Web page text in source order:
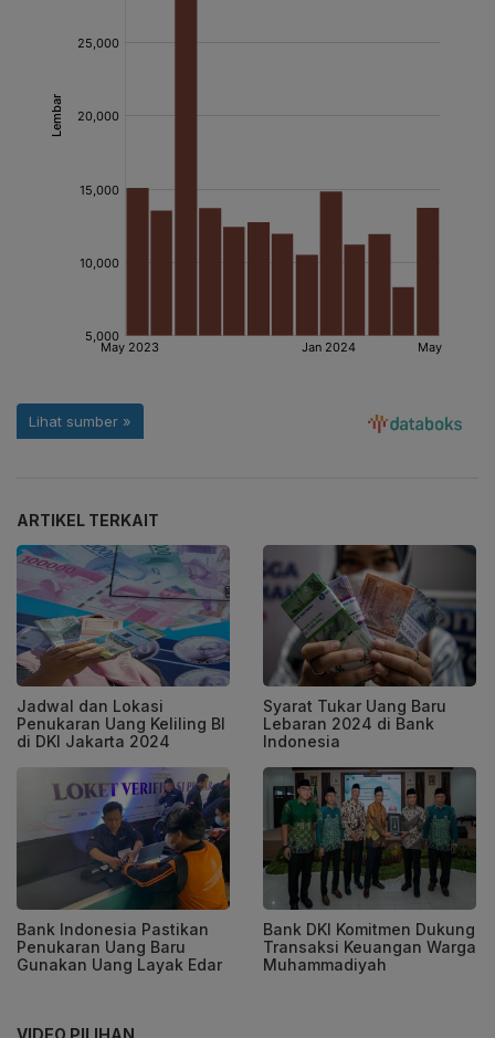
ARTIKEL TERKAIT
Jadwal dan Lokasi
Penukaran Uang Keliling BI
di DKI Jakarta 2024
Syarat Tukar Uang Baru
Lebaran 2024 di Bank
Indonesia
Bank Indonesia Pastikan
Penukaran Uang Baru
Gunakan Uang Layak Edar
Bank DKI Komitmen Dukung
Transaksi Keuangan Warga
Muhammadiyah
VIDEO PILIHAN